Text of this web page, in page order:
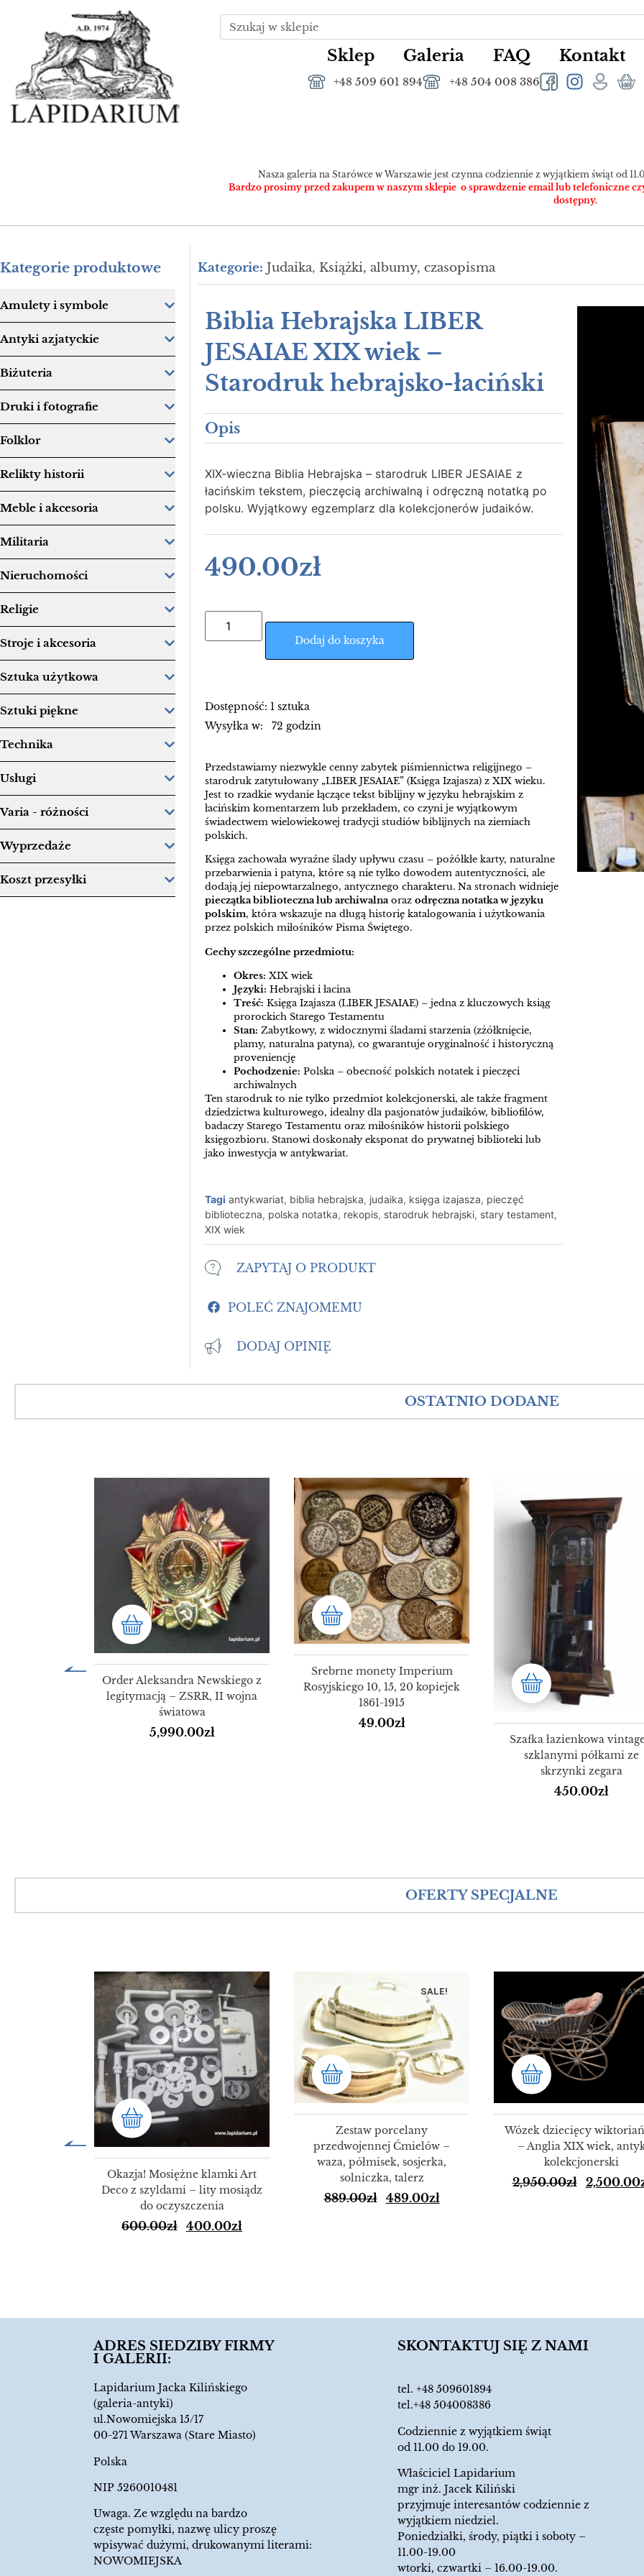
Sklep Galeria FAQ Kontakt
+48 509 601 894 +48 504 008 386
Nasza galeria na Starówce w Warszawie jest czynna codziennie z wyjątkiem świąt od
Bardzo prosimy przed zakupem w naszym sklepie o sprawdzenie email lub telefoniczne
dostępny.
Kategorie produktowe
Amulety i symbole
Antyki azjatyckie
Biżuteria
Druki i fotografie
Folklor
Relikty historii
Meble i akcesoria
Militaria
Nieruchomości
Religie
Stroje i akcesoria
Sztuka użytkowa
Sztuki piękne
Technika
Usługi
Varia - różności
Wyprzedaże
Koszt przesyłki
Kategorie: Judaika, Książki, albumy, czasopisma
Biblia Hebrajska LIBER
JESAIAE XIX wiek –
Starodruk hebrajsko-łaciński
Opis
XIX-wieczna Biblia Hebrajska – starodruk LIBER JESAIAE z
łacińskim tekstem, pieczęcią archiwalną i odręczną notatką po
polsku. Wyjątkowy egzemplarz dla kolekcjonerów judaików.
490.00zł
Dodaj do koszyka
Dostępność: 1 sztuka
Wysyłka w: 72 godzin
Przedstawiamy niezwykle cenny zabytek piśmiennictwa religijnego –
starodruk zatytułowany „LIBER JESAIAE” (Księga Izajasza) z XIX wieku.
Jest to rzadkie wydanie łączące tekst biblijny w języku hebrajskim z
łacińskim komentarzem lub przekładem, co czyni je wyjątkowym
świadectwem wielowiekowej tradycji studiów biblijnych na ziemiach
polskich.
Księga zachowała wyraźne ślady upływu czasu – pożółkłe karty, naturalne
przebarwienia i patyna, które są nie tylko dowodem autentyczności, ale
dodają jej niepowtarzalnego, antycznego charakteru. Na stronach widnieje
pieczątka biblioteczna lub archiwalna oraz odręczna notatka w języku
polskim, która wskazuje na długą historię katalogowania i użytkowania
przez polskich miłośników Pisma Świętego.
Cechy szczególne przedmiotu:
Okres: XIX wiek
Języki: Hebrajski i łacina
Treść: Księga Izajasza (LIBER JESAIAE) – jedna z kluczowych ksiąg
prorockich Starego Testamentu
Stan: Zabytkowy, z widocznymi śladami starzenia (zżółknięcie,
plamy, naturalna patyna), co gwarantuje oryginalność i historyczną
proveniencję
Pochodzenie: Polska – obecność polskich notatek i pieczęci
archiwalnych
Ten starodruk to nie tylko przedmiot kolekcjonerski, ale także fragment
dziedzictwa kulturowego, idealny dla pasjonatów judaików, bibliofilów,
badaczy Starego Testamentu oraz miłośników historii polskiego
księgozbioru. Stanowi doskonały eksponat do prywatnej biblioteki lub
jako inwestycja w antykwariat.
Tagi antykwariat, biblia hebrajska, judaika, księga izajasza, pieczęć
biblioteczna, polska notatka, rekopis, starodruk hebrajski, stary testament,
XIX wiek
ZAPYTAJ O PRODUKT
POLEĆ ZNAJOMEMU
DODAJ OPINIĘ
OSTATNIO DODANE
Order Aleksandra Newskiego z
legitymacją – ZSRR, II wojna
światowa
5,990.00zł
Srebrne monety Imperium
Rosyjskiego 10, 15, 20 kopiejek
1861-1915
49.00zł
Szafka łazienkowa
szklanymi półkami ze
skrzynki zegara
450.00zł
OFERTY SPECJALNE
SALE!
Okazja! Mosiężne klamki Art
Deco z szyldami – lity mosiądz
do oczyszczenia
600.00zł 400.00zł
SALE!
Zestaw porcelany
przedwojennej Ćmielów –
waza, półmisek, sosjerka,
solniczka, talerz
889.00zł 489.00zł
Wózek dziecięcy
– Anglia XIX wiek,
kolekcjonerski
2,950.00zł 2,500.00
ADRES SIEDZIBY FIRMY
I GALERII:
Lapidarium Jacka Kilińskiego
(galeria-antyki)
ul.Nowomiejska 15/17
00-271 Warszawa (Stare Miasto)
Polska
NIP 5260010481
Uwaga. Ze względu na bardzo
częste pomyłki, nazwę ulicy proszę
wpisywać dużymi, drukowanymi literami:
NOWOMIEJSKA
SKONTAKTUJ SIĘ Z NAMI
tel.+48 509601894
tel.+48 504008386
Codziennie z wyjątkiem świąt
od 11.00 do 19.00.
Właściciel Lapidarium
mgr inż. Jacek Kiliński
przyjmuje interesantów codziennie z
wyjątkiem niedziel.
Poniedziałki, środy, piątki i soboty –
11.00-19.00
wtorki, czwartki – 16.00-19.00.